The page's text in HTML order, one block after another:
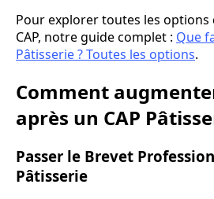
Pour explorer toutes les options
CAP, notre guide complet : Que
Pâtisserie ? Toutes les options.
Comment
après un CAP
Passer le Brevet
Pâtisserie